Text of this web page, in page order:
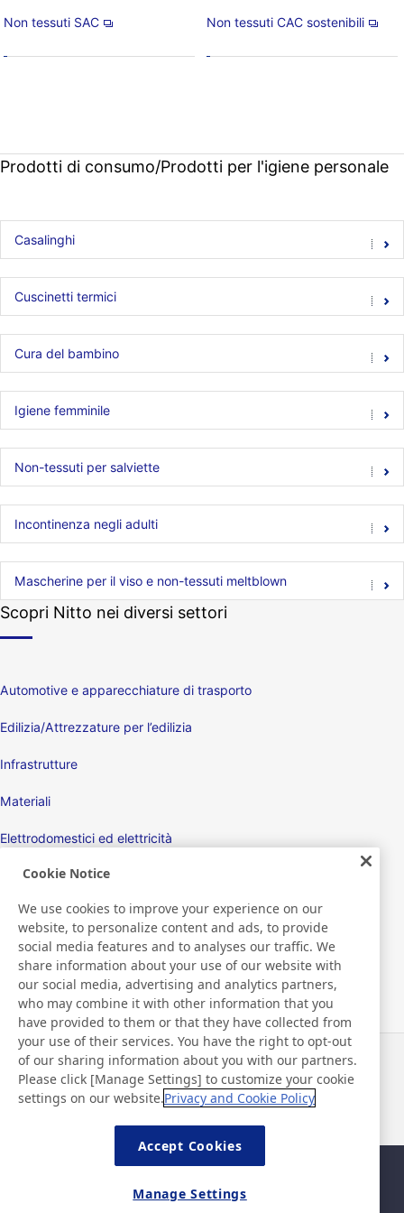
Non tessuti SAC Non tessuti CAC sostenibili
Prodotti di consumo/Prodotti per l'igiene personale
Casalinghi
Cuscinetti termici
Cura del bambino
Igiene femminile
Non-tessuti per salviette
Incontinenza negli adulti
Mascherine per il viso e non-tessuti meltblown
Scopri Nitto nei diversi settori
Automotive e apparecchiature di trasporto
Edilizia/Attrezzature per l’edilizia
Infrastrutture
Materiali
Elettrodomestici ed elettricità
Display
Dispositivi elettronici
Settore medico
Prodotti per imballaggio / Macchine per imballaggio
Prodotti di consumo/Prodotti per l'igiene personale
Notizie
Contatti
Domande frequenti
Informativa sulla privacy
Politica di base di sicurezza
Cookie Notice
We use cookies to improve your experience on our
website, to personalize content and ads, to provide
social media features and to analyses our traffic. We
share information about your use of our website with
our social media, advertising and analytics partners,
who may combine it with other information that you
have provided to them or that they have collected from
your use of their services. You have the right to opt-out
of our sharing information about you with our partners.
Please click [Manage Settings] to customize your cookie
settings on our website.Privacy and Cookie Policy
Accept Cookies
Manage Settings